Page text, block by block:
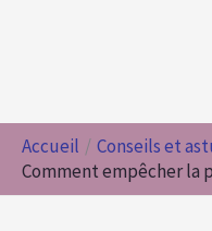
Accueil
Conseils et
Comment empêcher la